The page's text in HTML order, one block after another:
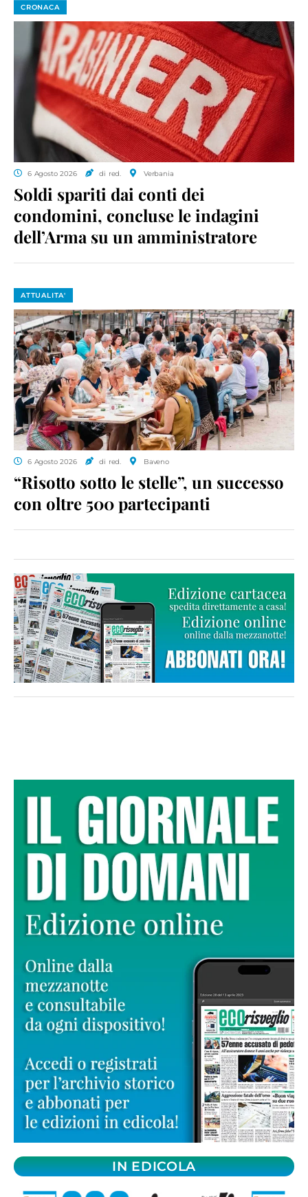
CRONACA
6 Agosto 2026 di red. Verbania
Soldi spariti dai conti dei
condomini, concluse le indagini
dell’Arma su un amministratore
ATTUALITA'
6 Agosto 2026 di red. Baveno
“Risotto sotto le stelle”, un successo
con oltre 500 partecipanti
IN EDICOLA